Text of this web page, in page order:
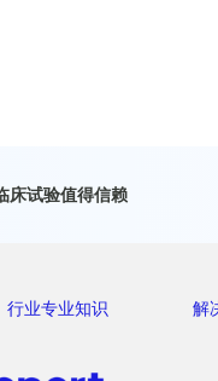
床试验值得信赖
行业专业知识 解